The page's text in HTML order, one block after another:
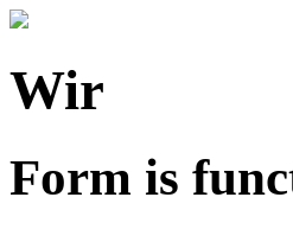
Wir
Form is